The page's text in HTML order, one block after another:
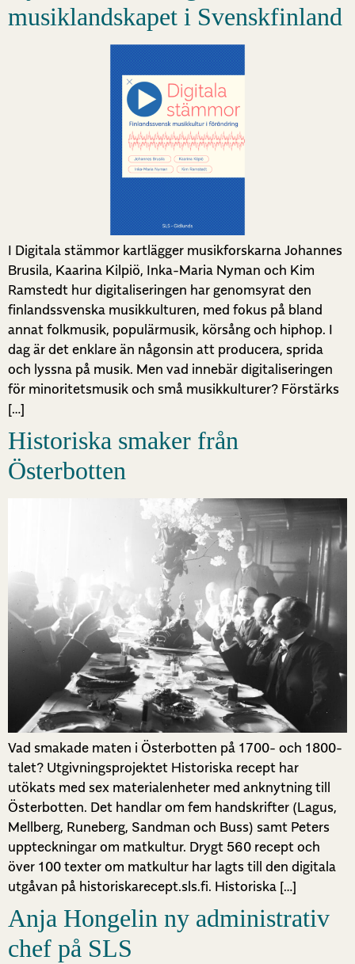
musiklandskapet i Svenskfinland
I Digitala stämmor kartlägger musikforskarna Johannes
Brusila, Kaarina Kilpiö, Inka-Maria Nyman och Kim
Ramstedt hur digitaliseringen har genomsyrat den
finlandssvenska musikkulturen, med fokus på bland
annat folkmusik, populärmusik, körsång och hiphop. I
dag är det enklare än någonsin att producera, sprida
och lyssna på musik. Men vad innebär digitaliseringen
för minoritetsmusik och små musikkulturer? Förstärks
[…]
Historiska smaker från
Österbotten
Vad smakade maten i Österbotten på 1700- och 1800-
talet? Utgivningsprojektet Historiska recept har
utökats med sex materialenheter med anknytning till
Österbotten. Det handlar om fem handskrifter (Lagus,
Mellberg, Runeberg, Sandman och Buss) samt Peters
uppteckningar om matkultur. Drygt 560 recept och
över 100 texter om matkultur har lagts till den digitala
utgåvan på historiskarecept.sls.fi. Historiska […]
Anja Hongelin ny administrativ
chef på SLS